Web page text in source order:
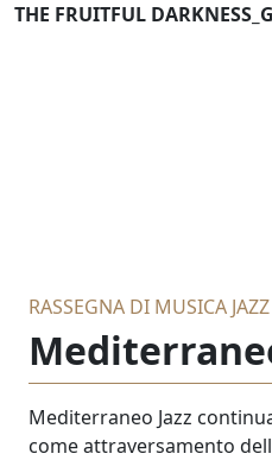
THE FRUITFUL
RASSEGNA DI MUSICA JAZZ
Mediterraneo Jazz
come attraversamento